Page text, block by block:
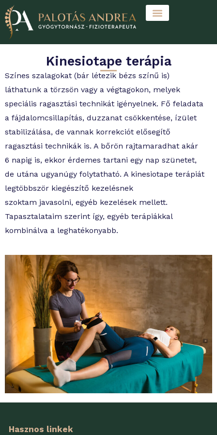
Skip
to
content
Kinesiotape terápia
Színes szalagokat (bár létezik bézs színű is)
láthatunk a törzsön vagy a végtagokon, melyek
speciális ragasztási technikát igényelnek. Fő feladata
a fájdalomcsillapítás, duzzanat csökkentése, ízület
stabilizálása, de vannak korrekciót elősegítő
ragasztási technikák is. A bőrön rajtamaradhat akár
6 napig is, ekkor érdemes tartani egy nap szünetet,
de utána ugyanúgy folytatható. A kinesiotape terápiát
legtöbbször kiegészítő kezelésnek
szoktam javasolni, egyéb kezelések mellett.
Tapasztalataim szerint így, egyéb terápiákkal
kombinálva a leghatékonyabb.
Hasznos linkek